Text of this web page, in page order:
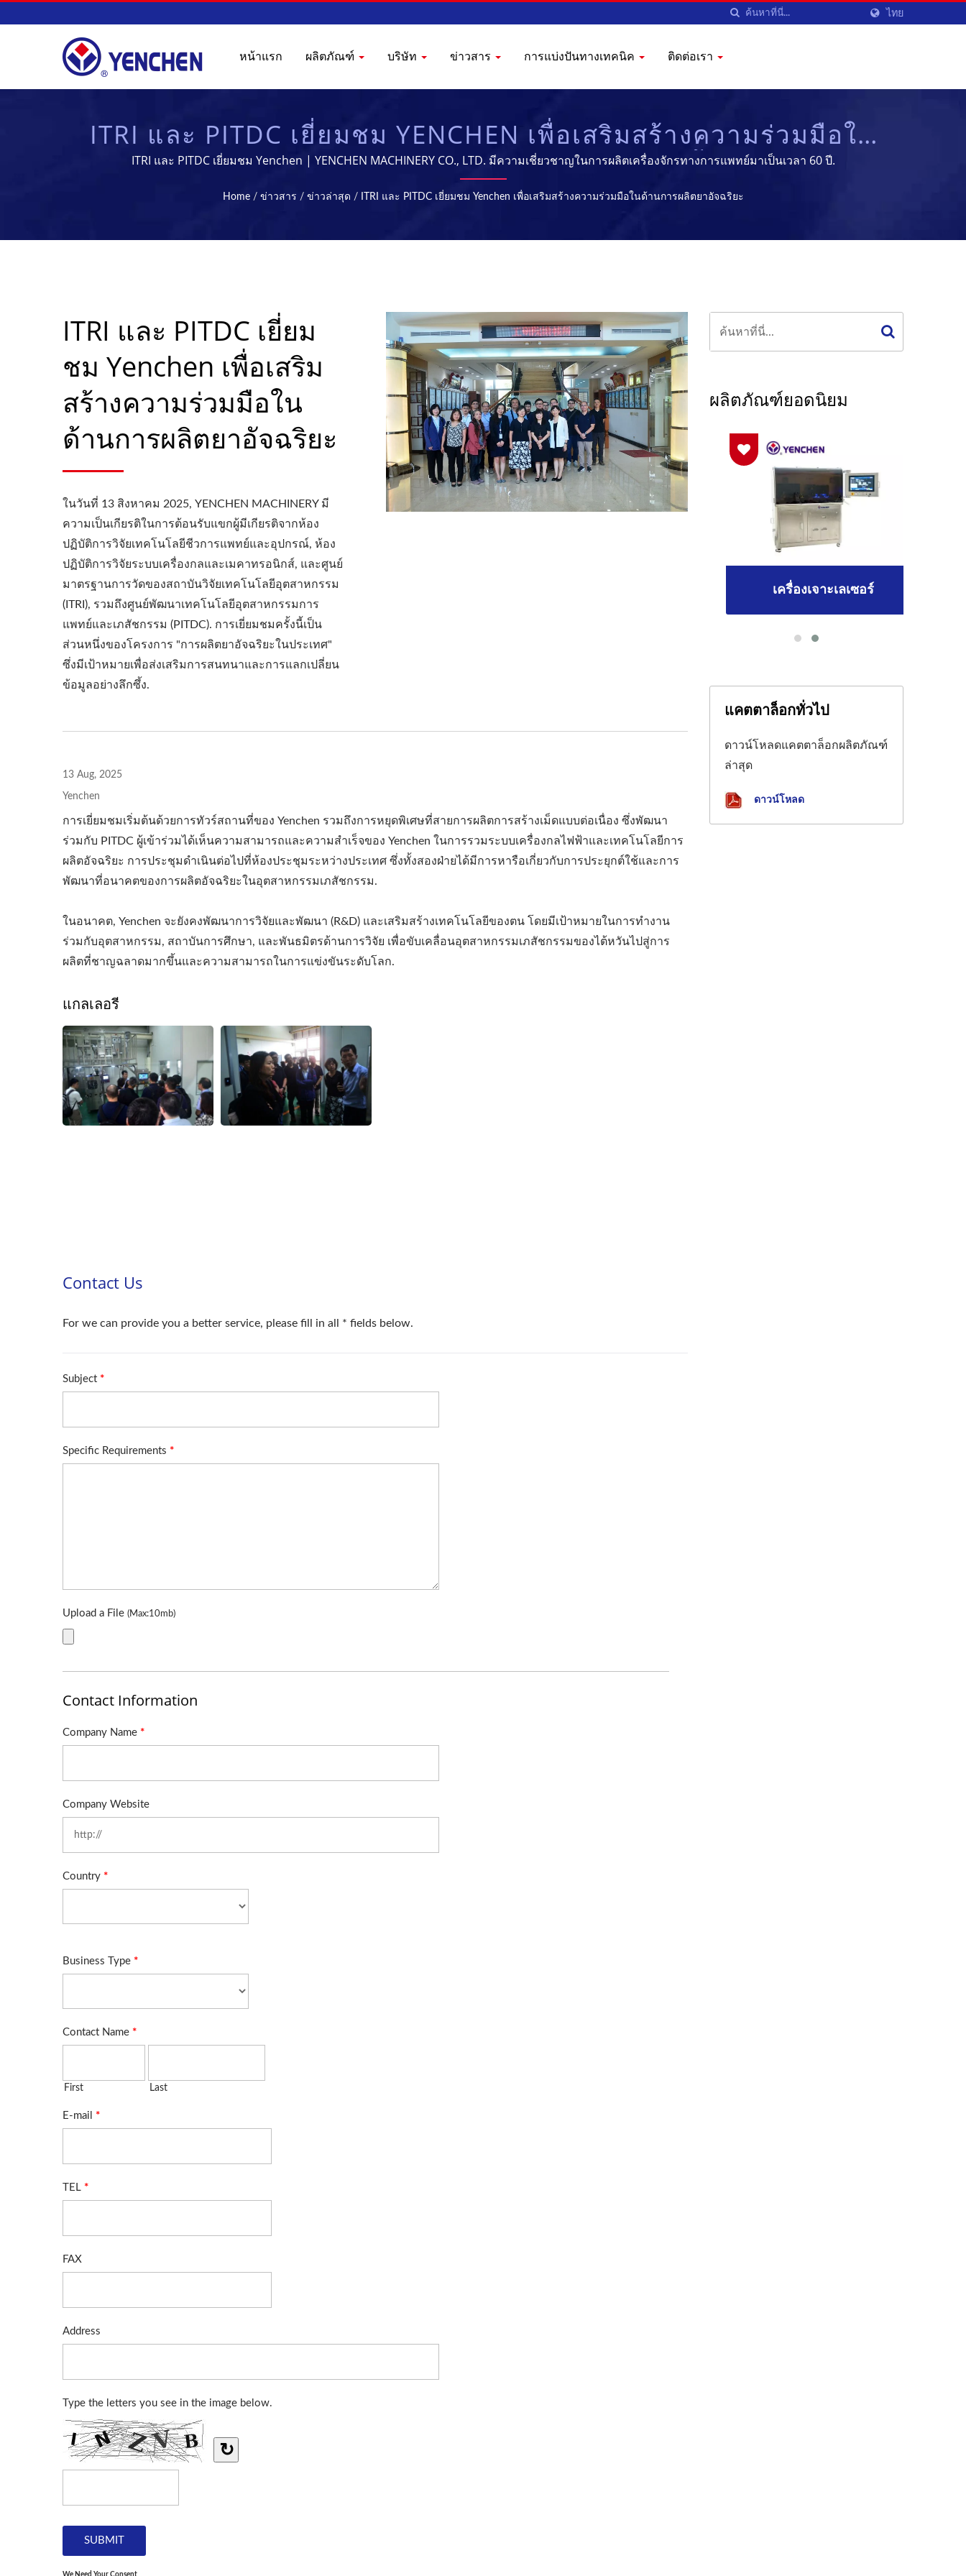
ไทย
หน้าแรก ผลิตภัณฑ์ บริษัท ข่าวสาร การแบ่งปันทางเทคนิค ติดต่อเรา
ITRI และ PITDC เยี่ยมชม YENCHEN เพื่อเสริมสร้างความร่วมมือใน
การผลิตยาที่ชาญฉลาด | เครื่องบีบอัด & เครื่องฆ่าเชื้อ - อุปกรณ์การ
ผลิตยา | YENCHEN
ITRI และ PITDC เยี่ยมชม Yenchen | YENCHEN MACHINERY CO., LTD. มีความเชี่ยวชาญในการผลิตเครื่องจักรทางการแพทย์มาเป็นเวลา 60 ปี.
Home / ข่าวสาร / ข่าวล่าสุด / ITRI และ PITDC เยี่ยมชม Yenchen เพื่อเสริมสร้างความร่วมมือในด้านการผลิตยาอัจฉริยะ
ITRI และ PITDC เยี่ยม
ชม Yenchen เพื่อเสริม
สร้างความร่วมมือใน
ด้านการผลิตยาอัจฉริยะ
ในวันที่ 13 สิงหาคม 2025, YENCHEN MACHINERY มี
ความเป็นเกียรติในการต้อนรับแขกผู้มีเกียรติจากห้อง
ปฏิบัติการวิจัยเทคโนโลยีชีวการแพทย์และอุปกรณ์, ห้อง
ปฏิบัติการวิจัยระบบเครื่องกลและเมคาทรอนิกส์, และศูนย์
มาตรฐานการวัดของสถาบันวิจัยเทคโนโลยีอุตสาหกรรม
(ITRI), รวมถึงศูนย์พัฒนาเทคโนโลยีอุตสาหกรรมการ
แพทย์และเภสัชกรรม (PITDC). การเยี่ยมชมครั้งนี้เป็น
ส่วนหนึ่งของโครงการ "การผลิตยาอัจฉริยะในประเทศ"
ซึ่งมีเป้าหมายเพื่อส่งเสริมการสนทนาและการแลกเปลี่ยน
ข้อมูลอย่างลึกซึ้ง.
13 Aug, 2025
Yenchen
การเยี่ยมชมเริ่มต้นด้วยการทัวร์สถานที่ของ Yenchen รวมถึงการหยุดพิเศษที่สายการผลิตการสร้างเม็ดแบบต่อเนื่อง ซึ่งพัฒนา
ร่วมกับ PITDC ผู้เข้าร่วมได้เห็นความสามารถและความสำเร็จของ Yenchen ในการรวมระบบเครื่องกลไฟฟ้าและเทคโนโลยีการ
ผลิตอัจฉริยะ การประชุมดำเนินต่อไปที่ห้องประชุมระหว่างประเทศ ซึ่งทั้งสองฝ่ายได้มีการหารือเกี่ยวกับการประยุกต์ใช้และการ
พัฒนาที่อนาคตของการผลิตอัจฉริยะในอุตสาหกรรมเภสัชกรรม.
ในอนาคต, Yenchen จะยังคงพัฒนาการวิจัยและพัฒนา (R&D) และเสริมสร้างเทคโนโลยีของตน โดยมีเป้าหมายในการทำงาน
ร่วมกับอุตสาหกรรม, สถาบันการศึกษา, และพันธมิตรด้านการวิจัย เพื่อขับเคลื่อนอุตสาหกรรมเภสัชกรรมของไต้หวันไปสู่การ
ผลิตที่ชาญฉลาดมากขึ้นและความสามารถในการแข่งขันระดับโลก.
แกลเลอรี
ผลิตภัณฑ์ยอดนิยม
เครื่องอัดรีดแบบโรลเลอร์ เครื่องเจาะเลเซอร์ เครื่องเจาะเลเซอร์
แคตตาล็อกทั่วไป
ดาวน์โหลดแคตตาล็อกผลิตภัณฑ์
ล่าสุด
ดาวน์โหลด